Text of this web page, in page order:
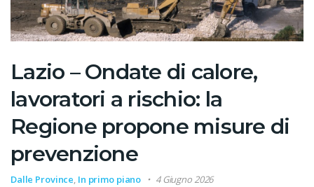
Lazio – Ondate di calore,
lavoratori a rischio: la
Regione propone misure di
prevenzione
Dalle Province, In primo piano 4 Giugno 2026